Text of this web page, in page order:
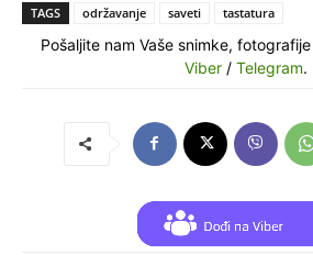
TAGS održavanje saveti tastatura
Pošaljite nam Vaše snimke,
Viber / Telegram.